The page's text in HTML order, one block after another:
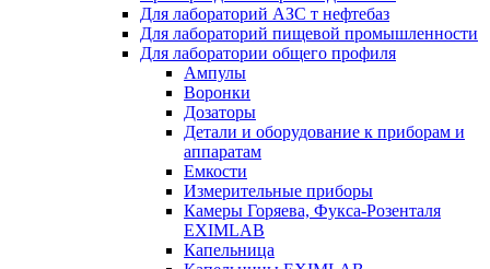
Для лабораторий АЗС т нефтебаз
Для лабораторий пищевой промышленности
Для лаборатории общего профиля
Ампулы
Воронки
Дозаторы
Детали и оборудование к приборам и
аппаратам
Емкости
Измерительные приборы
Камеры Горяева, Фукса-Розенталя
EXIMLAB
Капельница